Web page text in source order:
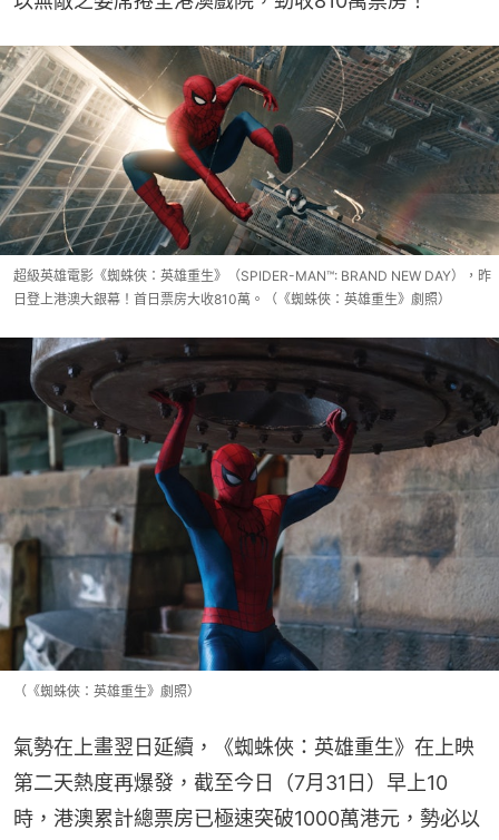
超級英雄電影《蜘蛛俠：英雄重生》（SPIDER-MAN™: BRAND NEW DAY），昨
日登上港澳大銀幕！首日票房大收810萬。（《蜘蛛俠：英雄重生》劇照）
（《蜘蛛俠：英雄重生》劇照）
氣勢在上畫翌日延續，《蜘蛛俠：英雄重生》在上映
第二天熱度再爆發，截至今日（7月31日）早上10
時，港澳累計總票房已極速突破1000萬港元，勢必以